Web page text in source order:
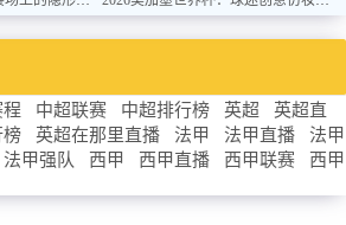
中超联赛 中超排行榜 英超
英超直
榜 英超在那里直播 法甲 法甲直播
法甲
法甲强队 西甲 西甲直播 西甲联赛
西甲